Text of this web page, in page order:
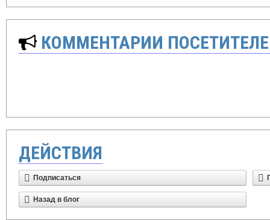
КОММЕНТАРИИ
ДЕЙСТВИЯ
Подписаться
Назад в блог